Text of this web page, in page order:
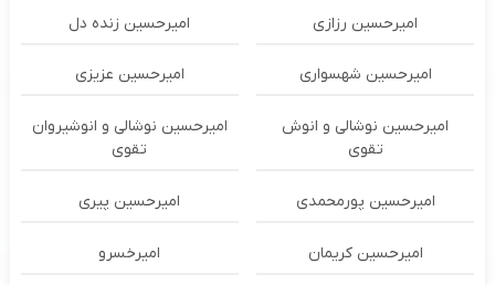
امیرحسین رزازی امیرحسین زنده دل
امیرحسین شهسواری امیرحسین عزیزی
امیرحسین نوشالی و انوش
تقوی
امیرحسین نوشالی و انوشیروان
تقوی
امیرحسین پورمحمدی امیرحسین پیری
امیرحسین کریمان امیرخسرو